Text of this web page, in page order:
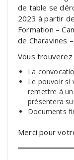
de table se
2023 à partir
Formation –
de Charavines –
Vous trouverez
La
Le pouvoir si
remettre à
présentera
Documents
Merci pour